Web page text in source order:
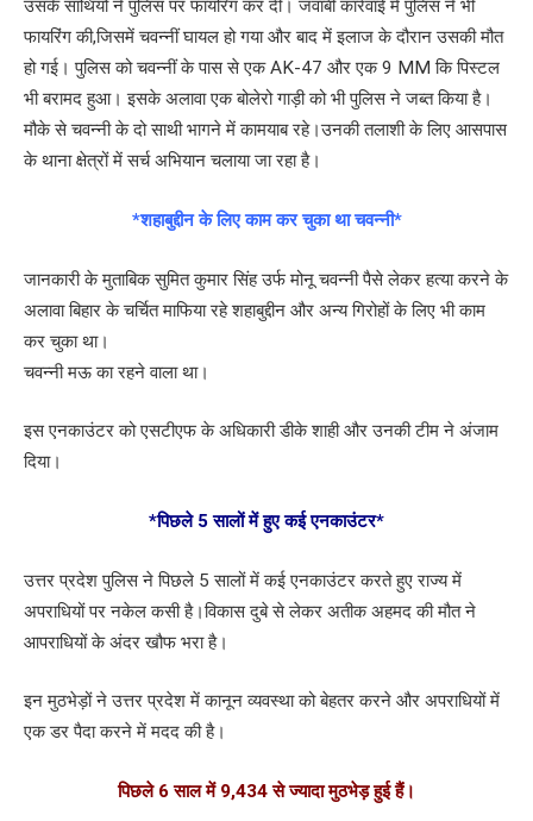
उसके साथियों ने पुलिस पर फायरिंग कर दी। जवाबी कार्रवाई में पुलिस ने भी
फायरिंग की,जिसमें चवन्नीं घायल हो गया और बाद में इलाज के दौरान उसकी मौत
हो गई। पुलिस को चवन्नीं के पास से एक AK-47 और एक 9 MM कि पिस्टल
भी बरामद हुआ। इसके अलावा एक बोलेरो गाड़ी को भी पुलिस ने जब्त किया है।
मौके से चवन्नी के दो साथी भागने में कामयाब रहे।उनकी तलाशी के लिए आसपास
के थाना क्षेत्रों में सर्च अभियान चलाया जा रहा है।
*शहाबुद्दीन के लिए काम कर चुका था चवन्नी*
जानकारी के मुताबिक सुमित कुमार सिंह उर्फ मोनू चवन्नी पैसे लेकर हत्या करने के
अलावा बिहार के चर्चित माफिया रहे शहाबुद्दीन और अन्य गिरोहों के लिए भी काम
कर चुका था।
चवन्नी मऊ का रहने वाला था।
इस एनकाउंटर को एसटीएफ के अधिकारी डीके शाही और उनकी टीम ने अंजाम
दिया।
*पिछले 5 सालों में हुए कई एनकाउंटर*
उत्तर प्रदेश पुलिस ने पिछले 5 सालों में कई एनकाउंटर करते हुए राज्य में
अपराधियों पर नकेल कसी है।विकास दुबे से लेकर अतीक अहमद की मौत ने
आपराधियों के अंदर खौफ भरा है।
इन मुठभेड़ों ने उत्तर प्रदेश में कानून व्यवस्था को बेहतर करने और अपराधियों में
एक डर पैदा करने में मदद की है।
पिछले 6 साल में 9,434 से ज्यादा मुठभेड़ हुई हैं।